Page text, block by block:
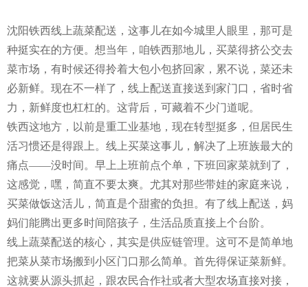
沈阳铁西线上蔬菜配送，这事儿在如今城里人眼里，那可是
种挺实在的方便。想当年，咱铁西那地儿，买菜得挤公交去
菜市场，有时候还得拎着大包小包挤回家，累不说，菜还未
必新鲜。现在不一样了，线上配送直接送到家门口，省时省
力，新鲜度也杠杠的。这背后，可藏着不少门道呢。
铁西这地方，以前是重工业基地，现在转型挺多，但居民生
活习惯还是得跟上。线上买菜这事儿，解决了上班族最大的
痛点——没时间。早上上班前点个单，下班回家菜就到了，
这感觉，嘿，简直不要太爽。尤其对那些带娃的家庭来说，
买菜做饭这活儿，简直是个甜蜜的负担。有了线上配送，妈
妈们能腾出更多时间陪孩子，生活品质直接上个台阶。
线上蔬菜配送的核心，其实是供应链管理。这可不是简单地
把菜从菜市场搬到小区门口那么简单。首先得保证菜新鲜。
这就要从源头抓起，跟农民合作社或者大型农场直接对接，